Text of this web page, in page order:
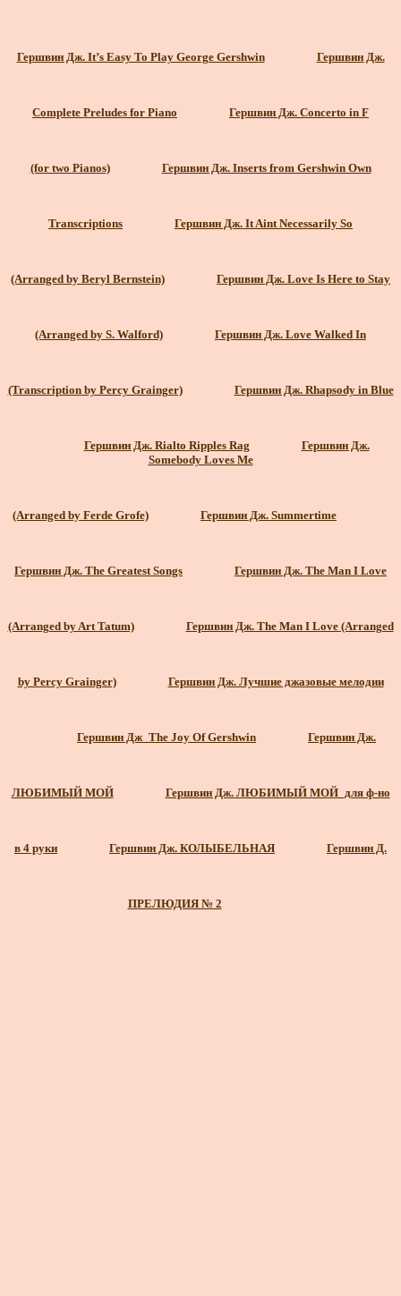
Гершвин Дж. It’s Easy To Play George Gershwin Гершвин Дж.
Complete Preludes for Piano Гершвин Дж. Concerto in F
(for two Pianos) Гершвин Дж. Inserts from Gershwin Own
Transcriptions Гершвин Дж. It Aint Necessarily So
(Arranged by Beryl Bernstein) Гершвин Дж. Love Is Here to Stay
(Arranged by S. Walford) Гершвин Дж. Love Walked In
(Transcription by Percy Grainger) Гершвин Дж. Rhapsody in Blue
Гершвин Дж. Rialto Ripples Rag
Гершвин Дж.
Somebody Loves Me
(Arranged by Ferde Grofе) Гершвин Дж. Summertime
Гершвин Дж. The Greatest Songs Гершвин Дж. The Man I Love
(Arranged by Art Tatum) Гершвин Дж. The Man I Love (Arranged
by Percy Grainger) Гершвин Дж. Лучшие джазовые мелодии
Гершвин Дж_The Joy Of Gershwin Гершвин Дж.
ЛЮБИМЫЙ МОЙ Гершвин Дж. ЛЮБИМЫЙ МОЙ_для ф-но
в 4 руки Гершвин Дж. КОЛЫБЕЛЬНАЯ Гершвин Д.
ПРЕЛЮДИЯ № 2